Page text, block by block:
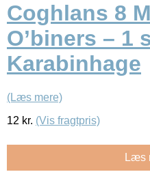
Coghlans 8
O’biners – 1
Karabinhage
(Læs mere)
12 kr. (Vis fragtpris)
Læs